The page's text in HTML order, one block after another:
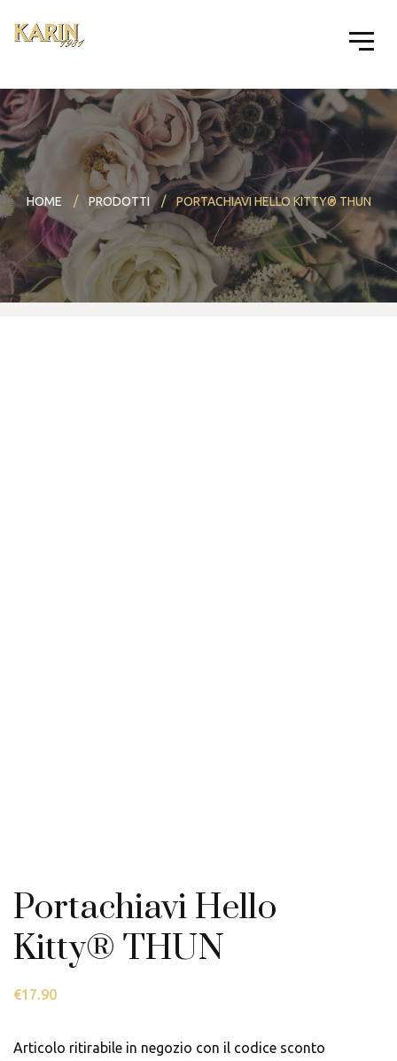
HOME PRODOTTI PORTACHIAVI HELLO KITTY® THUN
Portachiavi Hello
Kitty® THUN
€17.90
Articolo ritirabile in negozio con il codice sconto